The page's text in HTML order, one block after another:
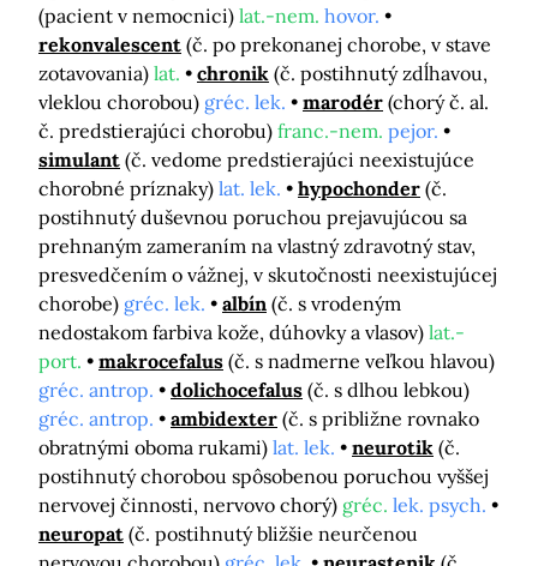
(pacient v nemocnici) lat.-nem. hovor.
rekonvalescent (č. po prekonanej chorobe, v stave
zotavovania) lat. chronik (č. postihnutý zdĺhavou,
vleklou chorobou) gréc. lek. marodér (chorý č. al.
č. predstierajúci chorobu) franc.-nem. pejor.
simulant (č. vedome predstierajúci neexistujúce
chorobné príznaky) lat. lek. hypochonder (č.
postihnutý duševnou poruchou prejavujúcou sa
prehnaným zameraním na vlastný zdravotný stav,
presvedčením o vážnej, v skutočnosti neexistujúcej
chorobe) gréc. lek. albín (č. s vrodeným
nedostakom farbiva kože, dúhovky a vlasov) lat.-
port.
makrocefalus (č. s nadmerne veľkou hlavou)
gréc. antrop.
dolichocefalus (č. s dlhou lebkou)
gréc. antrop.
ambidexter (č. s približne rovnako
obratnými oboma rukami) lat. lek. neurotik (č.
postihnutý chorobou spôsobenou poruchou vyššej
nervovej činnosti, nervovo chorý) gréc. lek. psych.
neuropat (č. postihnutý bližšie neurčenou